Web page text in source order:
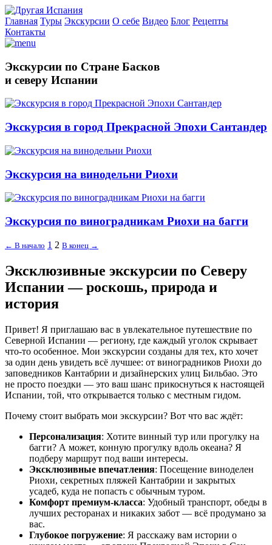
Главная Туры Экскурсии О себе Видео Блог Рецепты
Контакты
Экскурсии по Стране Басков
и северу Испании
Экскурсия в город Прекрасной Эпохи Сантандер
Экскурсия на винодельни Риохи
Экскурсия по виноградникам Риохи на багги
← В начало 1 2 В конец →
Эксклюзивные экскурсии по Северу
Испании — роскошь, природа и
история
Привет! Я приглашаю вас в увлекательное путешествие по
Северной Испании — региону, где каждый уголок скрывает
что-то особенное. Мои экскурсии созданы для тех, кто хочет
за один день увидеть всё лучшее: от виноградников Риохи до
заповедников Кантабрии и дизайнерских улиц Бильбао. Это
не просто поездки — это ваш шанс прикоснуться к настоящей
Испании, той, что открывается только с местным гидом.
Почему стоит выбрать мои экскурсии? Вот что вас ждёт:
Персонализация: Хотите винный тур или прогулку на
багги? А может, конную прогулку вдоль океана? Я
подберу маршрут под ваши интересы.
Эксклюзивные впечатления: Посещение виноделен
Риохи, секретных пляжей Кантабрии и закрытых
усадеб, куда не попасть с обычным туром.
Комфорт премиум-класса: Удобный транспорт, обеды в
лучших ресторанах и никаких забот — всё продумано за
вас.
Глубокое погружение: Я расскажу вам истории о